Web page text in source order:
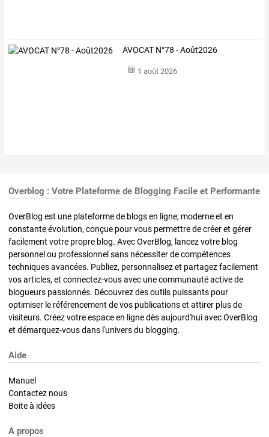
AVOCAT N°78 - Août2026
1 août 2026
Overblog : Votre Plateforme de Blogging Facile et Performante
OverBlog est une plateforme de blogs en ligne, moderne et en
constante évolution, conçue pour vous permettre de créer et gérer
facilement votre propre blog. Avec OverBlog, lancez votre blog
personnel ou professionnel sans nécessiter de compétences
techniques avancées. Publiez, personnalisez et partagez facilement
vos articles, et connectez-vous avec une communauté active de
blogueurs passionnés. Découvrez des outils puissants pour
optimiser le référencement de vos publications et attirer plus de
visiteurs. Créez votre espace en ligne dès aujourd'hui avec OverBlog
et démarquez-vous dans l'univers du blogging.
Aide
Manuel
Contactez nous
Boite à idées
A propos